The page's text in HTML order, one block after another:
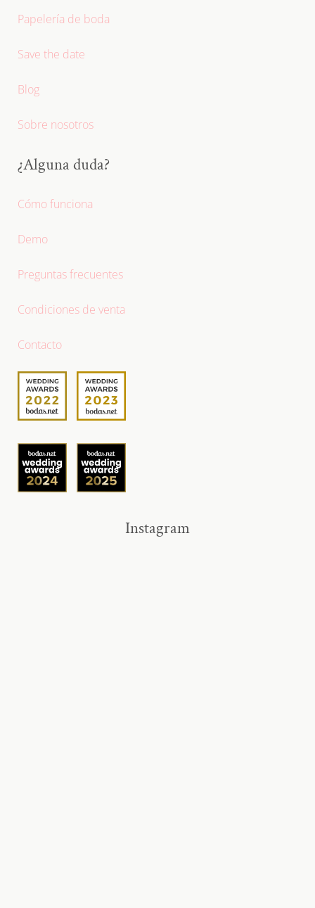
Papelería de boda
Save the date
Blog
Sobre nosotros
¿Alguna duda?
Cómo funciona
Demo
Preguntas frecuentes
Condiciones de venta
Contacto
Instagram